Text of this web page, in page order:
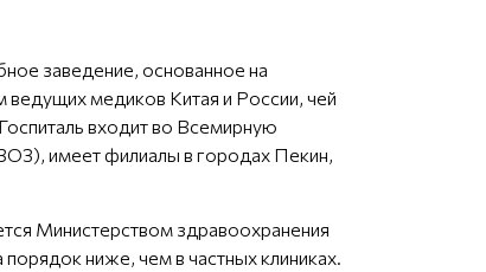
заведение, основанное на
медиков Китая и России, чей
входит во Всемирную
имеет филиалы в городах Пекин,
Министерством здравоохранения
ниже, чем в частных клиниках.